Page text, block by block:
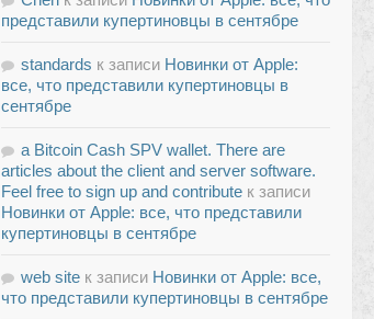
представили купертиновцы в сентябре
standards к записи Новинки от Apple:
все, что представили купертиновцы в
сентябре
a Bitcoin Cash SPV wallet. There are
articles about the client and server software.
Feel free to sign up and contribute к записи
Новинки от Apple: все, что представили
купертиновцы в сентябре
web site к записи Новинки от Apple: все,
что представили купертиновцы в сентябре